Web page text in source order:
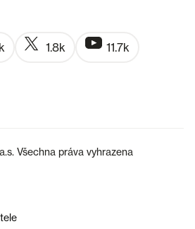
1.8k 11.7k
Všechna práva vyhrazena